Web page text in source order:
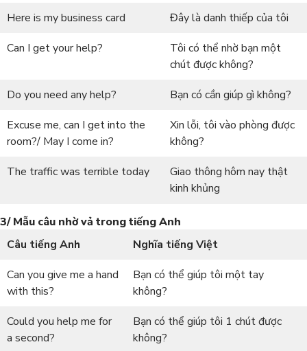
Here is my business card
Đây là danh thiếp của tôi
Can I get your help?
Tôi có thể nhờ bạn một
chút được không?
Do you need any help?
Bạn có cần giúp gì không?
Excuse me, can I get into the
room?/ May I come in?
Xin lỗi, tôi vào phòng được
không?
The traffic was terrible today
Giao thông hôm nay thật
kinh khủng
3/ Mẫu câu nhờ vả trong tiếng Anh
Câu tiếng Anh
Nghĩa tiếng Việt
Can you give me a hand
with this?
Bạn có thể giúp tôi một tay
không?
Could you help me for
a second?
Bạn có thể giúp tôi 1 chút được
không?